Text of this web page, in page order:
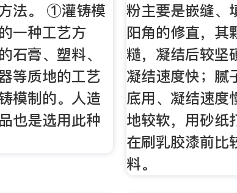
法。 ①灌铸模
一种工艺方
石膏、塑料、
等质地的工艺
模制的。人造
也是选用此种
粉主要是嵌缝、
阳角的修直，其
糙，凝结后较坚
凝结速度快；腻
底用、凝结速度
地较软，用砂纸
在刷乳胶漆前比
料。